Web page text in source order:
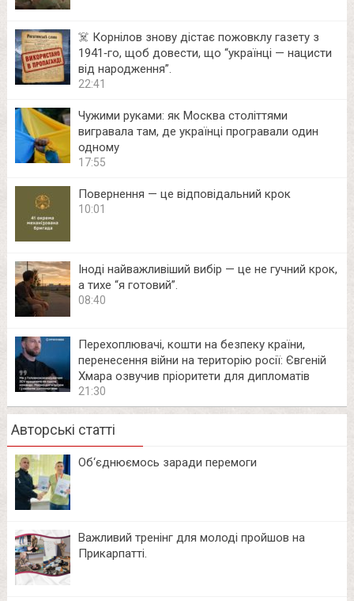
☠️ Корнілов знову дістає пожовклу газету з
1941‑го, щоб довести, що “українці — нацисти
від народження”.
22:41
Чужими руками: як Москва століттями
вигравала там, де українці програвали один
одному
17:55
Повернення — це відповідальний крок
10:01
Іноді найважливіший вибір — це не гучний крок,
а тихе “я готовий”.
08:40
Перехоплювачі, кошти на безпеку країни,
перенесення війни на територію росії: Євгеній
Хмара озвучив пріоритети для дипломатів
21:30
Авторські статті
Об‘єднюємось заради перемоги
Важливий тренінг для молоді пройшов на
Прикарпатті.